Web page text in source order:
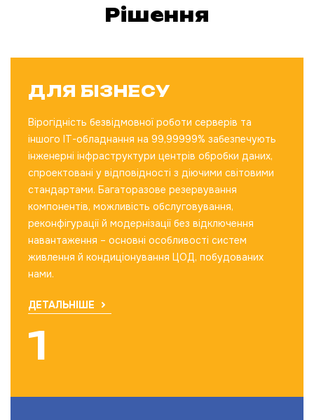
Рішення
ДЛЯ БІЗНЕСУ
Вірогідність безвідмовної роботи серверів та
іншого IT-обладнання на 99,99999% забезпечують
інженерні інфраструктури центрів обробки даних,
спроектовані у відповідності з діючими світовими
стандартами. Багаторазове резервування
компонентів, можливість обслуговування,
реконфігурації й модернізації без відключення
навантаження – основні особливості систем
живлення й кондиціонування ЦОД, побудованих
нами.
ДЕТАЛЬНІШЕ